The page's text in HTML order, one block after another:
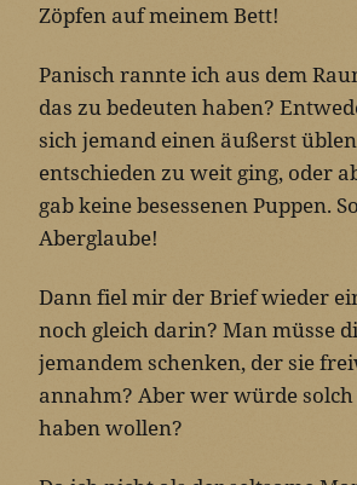
Zöpfen auf meinem Bett!
Panisch rannte ich aus dem
das zu bedeuten haben?
sich jemand einen äußerst
entschieden zu weit ging, oder
gab keine besessenen Puppen.
Aberglaube!
Dann fiel mir der Brief wieder
noch gleich darin? Man müsse
jemandem schenken, der sie
annahm? Aber wer würde solch
haben wollen?